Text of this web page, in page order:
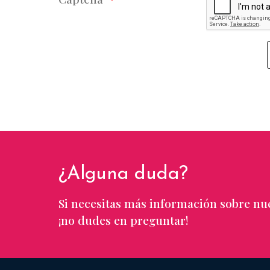
¿Alguna duda?
Si necesitas más información sobre
¡no dudes en preguntar!